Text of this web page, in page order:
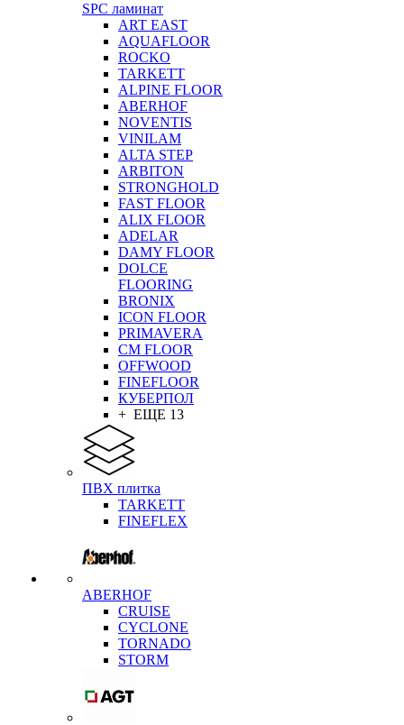
SPC ламинат
ART EAST
AQUAFLOOR
ROCKO
TARKETT
ALPINE FLOOR
ABERHOF
NOVENTIS
VINILAM
ALTA STEP
ARBITON
STRONGHOLD
FAST FLOOR
ALIX FLOOR
ADELAR
DAMY FLOOR
DOLCE
FLOORING
BRONIX
ICON FLOOR
PRIMAVERA
CM FLOOR
OFFWOOD
FINEFLOOR
КУБЕРПОЛ
+ ЕЩЕ 13
ПВХ плитка
TARKETT
FINEFLEX
ABERHOF
CRUISE
CYCLONE
TORNADO
STORM